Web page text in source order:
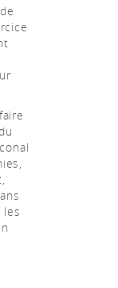
les